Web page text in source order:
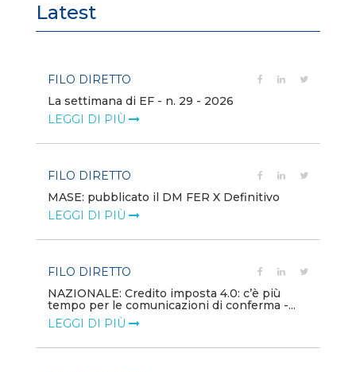
Latest
FILO DIRETTO
La settimana di EF - n. 29 - 2026
LEGGI DI PIÙ
FILO DIRETTO
MASE: pubblicato il DM FER X Definitivo
LEGGI DI PIÙ
FILO DIRETTO
NAZIONALE: Credito imposta 4.0: c’è più
tempo per le comunicazioni di conferma -...
LEGGI DI PIÙ